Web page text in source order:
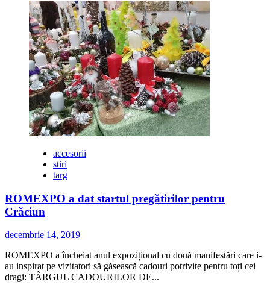
multe
despre
Revelion
2020
Bucuresti
in
Piata
Constitutiei
accesorii
stiri
targ
ROMEXPO a dat startul pregătirilor pentru
Crăciun
decembrie 14, 2019
ROMEXPO a încheiat anul expozițional cu două manifestări care i-
au inspirat pe vizitatori să găsească cadouri potrivite pentru toți cei
dragi: TÂRGUL CADOURILOR DE...